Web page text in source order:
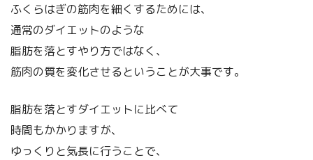
ふくらはぎの筋肉を細くするためには、
通常のダイエットのような
脂肪を落とすやり方ではなく、
筋肉の質を変化させるということが大事です。
脂肪を落とすダイエットに比べて
時間もかかりますが、
ゆっくりと気長に行うことで、